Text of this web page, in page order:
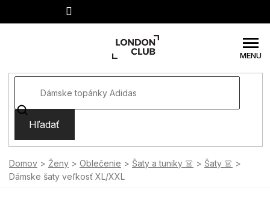
Hľadať
Domov Ženy Oblečenie Šaty a tuniky 👗
Šaty 👗
Dámske šaty veľkosť XL/XXL